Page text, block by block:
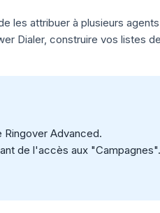
les attribuer à plusieurs
Dialer, construire vos listes
Advanced.
de l'accès aux "Campagnes".